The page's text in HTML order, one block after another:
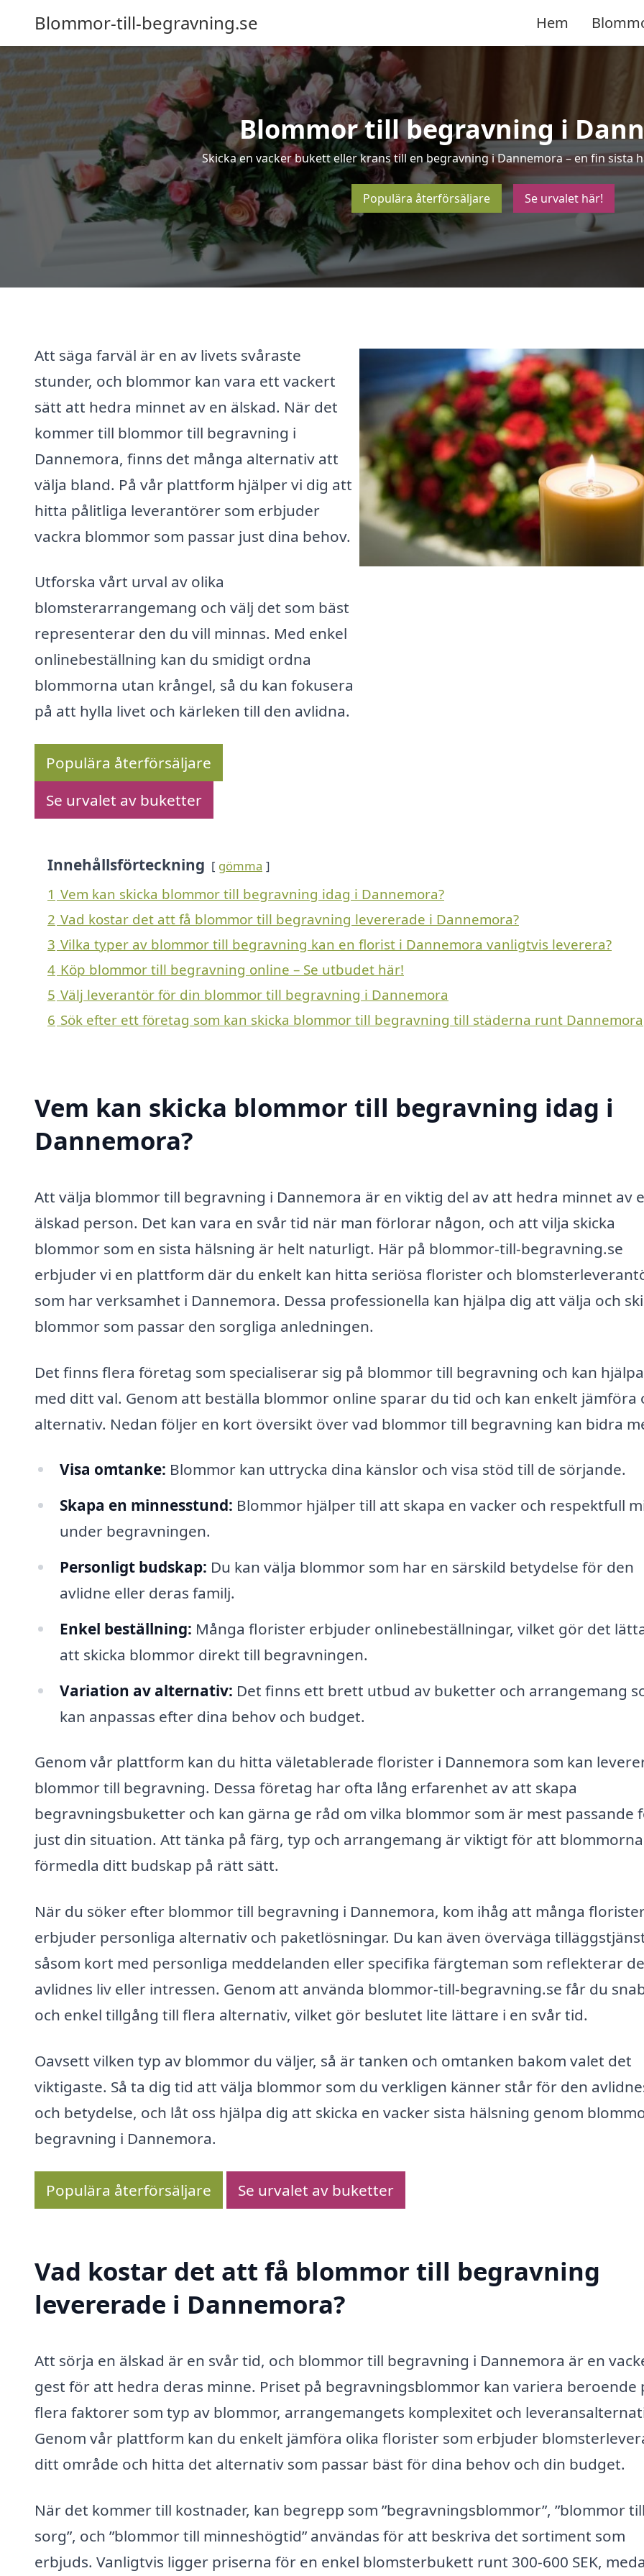
Blommor-till-begravning.se Hem
Blommor till begravning i
Skicka en vacker bukett eller krans till en begravning i Dannemora – en fin sista
Populära återförsäljare Se urvalet här!
Att säga farväl är en av livets svåraste
stunder, och blommor kan vara ett vackert
sätt att hedra minnet av en älskad. När det
kommer till blommor till begravning i
Dannemora, finns det många alternativ att
välja bland. På vår plattform hjälper vi dig att
hitta pålitliga leverantörer som erbjuder
vackra blommor som passar just dina behov.
Utforska vårt urval av olika
blomsterarrangemang och välj det som bäst
representerar den du vill minnas. Med enkel
onlinebeställning kan du smidigt ordna
blommorna utan krångel, så du kan fokusera
på att hylla livet och kärleken till den avlidna.
Populära återförsäljare
Se urvalet av buketter
Innehållsförteckning gömma
1 Vem kan skicka blommor till begravning idag i Dannemora?
2 Vad kostar det att få blommor till begravning levererade i Dannemora?
3 Vilka typer av blommor till begravning kan en florist i Dannemora vanligtvis leverera?
4 Köp blommor till begravning online – Se utbudet här!
5 Välj leverantör för din blommor till begravning i Dannemora
6 Sök efter ett företag som kan skicka blommor till begravning till städerna runt Dannemora
Vem kan skicka blommor till begravning idag i
Dannemora?
Att välja blommor till begravning i Dannemora är en viktig del av att hedra minnet av
älskad person. Det kan vara en svår tid när man förlorar någon, och att vilja skicka
blommor som en sista hälsning är helt naturligt. Här på blommor-till-begravning.se
erbjuder vi en plattform där du enkelt kan hitta seriösa florister och
som har verksamhet i Dannemora. Dessa professionella kan hjälpa dig att välja och
blommor som passar den sorgliga anledningen.
Det finns flera företag som specialiserar sig på blommor till begravning och kan
med ditt val. Genom att beställa blommor online sparar du tid och kan enkelt jämföra
alternativ. Nedan följer en kort översikt över vad blommor till begravning kan bidra
Visa omtanke: Blommor kan uttrycka dina känslor och visa stöd till de sörjande.
Skapa en minnesstund: Blommor hjälper till att skapa en vacker och respektfull
under begravningen.
Personligt budskap: Du kan välja blommor som har en särskild betydelse för den
avlidne eller deras familj.
Enkel beställning: Många florister erbjuder onlinebeställningar, vilket gör det
att skicka blommor direkt till begravningen.
Variation av alternativ: Det finns ett brett utbud av buketter och arrangemang
kan anpassas efter dina behov och budget.
Genom vår plattform kan du hitta väletablerade florister i Dannemora som kan
blommor till begravning. Dessa företag har ofta lång erfarenhet av att skapa
begravningsbuketter och kan gärna ge råd om vilka blommor som är mest passande
just din situation. Att tänka på färg, typ och arrangemang är viktigt för att blommorna
förmedla ditt budskap på rätt sätt.
När du söker efter blommor till begravning i Dannemora, kom ihåg att många
erbjuder personliga alternativ och paketlösningar. Du kan även överväga
såsom kort med personliga meddelanden eller specifika färgteman som reflekterar
avlidnes liv eller intressen. Genom att använda blommor-till-begravning.se får du
och enkel tillgång till flera alternativ, vilket gör beslutet lite lättare i en svår tid.
Oavsett vilken typ av blommor du väljer, så är tanken och omtanken bakom valet det
viktigaste. Så ta dig tid att välja blommor som du verkligen känner står för den
och betydelse, och låt oss hjälpa dig att skicka en vacker sista hälsning genom
begravning i Dannemora.
Populära återförsäljare Se urvalet av buketter
Vad kostar det att få blommor till begravning
levererade i Dannemora?
Att sörja en älskad är en svår tid, och blommor till begravning i Dannemora är en
gest för att hedra deras minne. Priset på begravningsblommor kan variera beroende
flera faktorer som typ av blommor, arrangemangets komplexitet och
Genom vår plattform kan du enkelt jämföra olika florister som erbjuder
ditt område och hitta det alternativ som passar bäst för dina behov och din budget.
När det kommer till kostnader, kan begrepp som ”begravningsblommor”, ”blommor till
sorg”, och ”blommor till minneshögtid” användas för att beskriva det sortiment som
erbjuds. Vanligtvis ligger priserna för en enkel blomsterbukett runt 300-600 SEK,